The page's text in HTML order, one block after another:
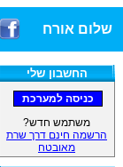
שלום אורח
החשבון שלי
משתמש חדש?
הרשמה חינם דרך שרת
מאובטח